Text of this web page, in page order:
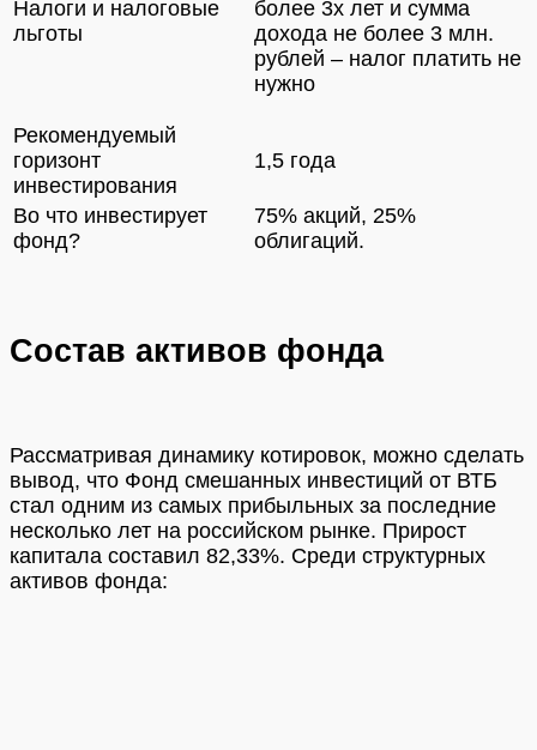
Налоги и налоговые
льготы
более 3х лет и сумма
дохода не более 3 млн.
рублей – налог платить не
нужно
Рекомендуемый
горизонт
инвестирования
1,5 года
Во что инвестирует
фонд?
75% акций, 25%
облигаций.
Состав активов фонда
Рассматривая динамику котировок, можно сделать
вывод, что Фонд смешанных инвестиций от ВТБ
стал одним из самых прибыльных за последние
несколько лет на российском рынке. Прирост
капитала составил 82,33%. Среди структурных
активов фонда: